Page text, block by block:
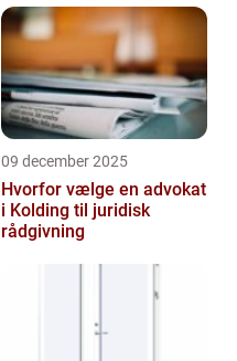
09 december 2025
Hvorfor vælge en advokat
i Kolding til juridisk
rådgivning